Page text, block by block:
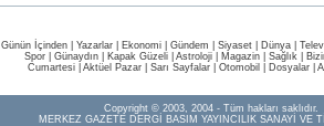
Günün İçinden Yazarlar Ekonomi Gündem Siyaset Dünya |
Spor
Günaydın Kapak Güzeli Astroloji Magazin Sağlık
Cumartesi| Aktüel Pazar| Sarı Sayfalar| Otomobil Dosyalar|
Copyright © 2003, 2004 - Tüm hakları saklıdır.
MERKEZ GAZETE DERGİ BASIM YAYINCILIK SANAYİ VE